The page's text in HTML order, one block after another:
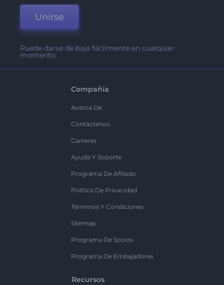
Unirse
Puede darse de baja fácilmente en cualquier
momento.
Compañía
Acerca De
Contáctenos
Carreras
Ayuda Y Soporte
Programa De Afiliado
Política De Privacidad
Términos Y Condiciones
Sitemap
Programa De Socios
Programa De Embajadores
Recursos